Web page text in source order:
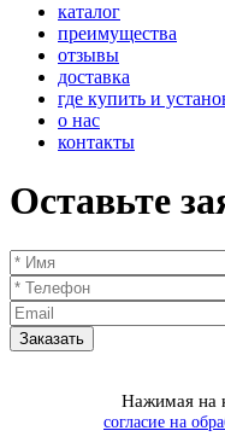
каталог
преимущества
отзывы
доставка
где купить и
о нас
контакты
Оставьте
Нажимая на
согласие на